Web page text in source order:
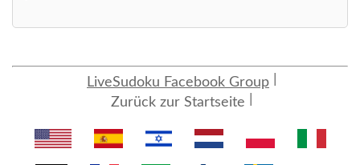
LiveSudoku Facebook Group
Zurück zur Startseite